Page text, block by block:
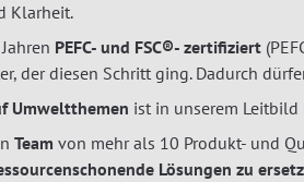
Klarheit.
PEFC- und FSC®- zertifiziert
der diesen Schritt ging. Dadurch
Umweltthemen ist in unserem
Team von mehr als 10 Produkt- und
Lösungen zu